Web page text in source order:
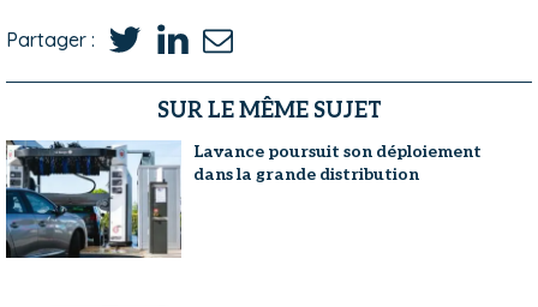
Partager :
SUR LE MÊME SUJET
Lavance poursuit son déploiement
dans la grande distribution